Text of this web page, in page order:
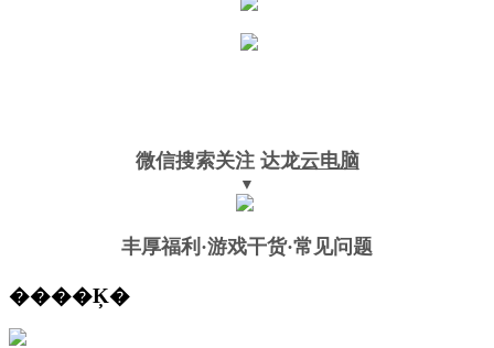
微信搜索关注 达龙云电脑
▼
丰厚福利 ·游戏干货·常见问题
����Ķ�